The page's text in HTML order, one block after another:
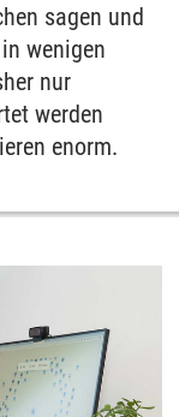
sagen und
wenigen
nur
werden
enorm.